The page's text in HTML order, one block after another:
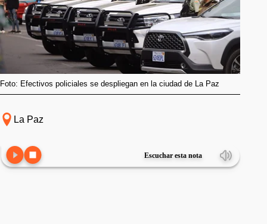
Foto: Efectivos policiales se despliegan en la ciudad de La Paz
La Paz
Escuchar esta nota